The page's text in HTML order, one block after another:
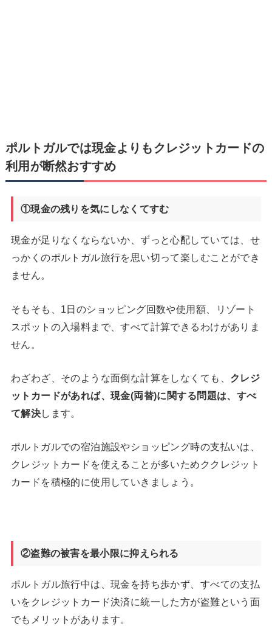
ポルトガルでは現金よりもクレジットカードの
利用が断然おすすめ
①現金の残りを気にしなくてすむ
現金が足りなくならないか、ずっと心配していては、せ
っかくのポルトガル旅行を思い切って楽しむことができ
ません。
そもそも、1日のショッピング回数や使用額、リゾート
スポットの入場料まで、すべて計算できるわけがありま
せん。
わざわざ、そのような面倒な計算をしなくても、 クレジ
ットカードがあれば、現金(両替)に関する問題は、すべ
て解決します。
ポルトガルでの宿泊施設やショッピング時の支払いは、
クレジットカードを使えることが多いためククレジット
カードを積極的に使用していきましょう。
②盗難の被害を最小限に抑えられる
ポルトガル旅行中は、現金を持ち歩かず、すべての支払
いをクレジットカード決済に統一した方が盗難という面
でもメリットがあります。